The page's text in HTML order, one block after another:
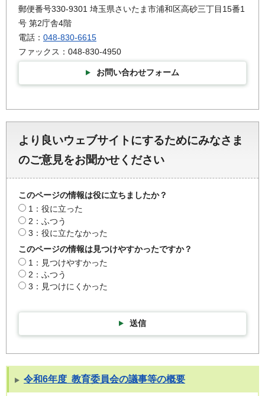
郵便番号330-9301 埼玉県さいたま市浦和区高砂三丁目15番1
号 第2庁舎4階
電話： 048-830-6615
ファックス：048-830-4950
お問い合わせフォーム
より良いウェブサイトにするためにみなさま
のご意見をお聞かせください
このページの情報は役に立ちましたか？
1：役に立った
2：ふつう
3：役に立たなかった
このページの情報は見つけやすかったですか？
1：見つけやすかった
2：ふつう
3：見つけにくかった
送信
令和6年度 教育委員会の議事等の概要